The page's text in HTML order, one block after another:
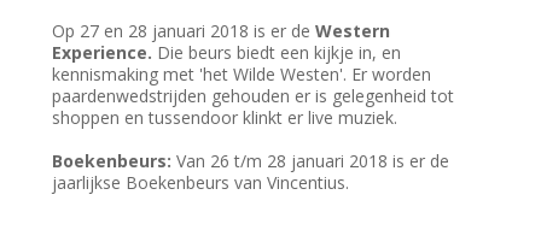
Op 27 en 28 januari 2018 is er deWestern
Experience. Die beurs biedt een kijkje in, en
kennismaking met 'het Wilde Westen'. Er worden
paardenwedstrijden gehouden er is gelegenheid tot
shoppen en tussendoor klinkt er live muziek.
Boekenbeurs:Van 26 t/m 28 januari 2018 is er de
jaarlijkse Boekenbeurs van Vincentius.